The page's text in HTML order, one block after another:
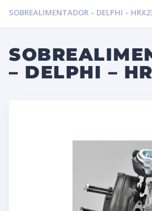
SOBREALIMENTADOR – DELPHI –
– DELPHI –